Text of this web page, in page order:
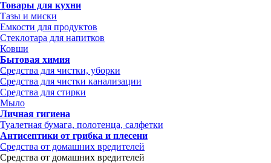
Товары для кухни
Тазы и миски
Емкости для продуктов
Стеклотара для напитков
Ковши
Бытовая химия
Средства для чистки, уборки
Средства для чистки канализации
Средства для стирки
Мыло
Личная гигиена
Туалетная бумага, полотенца, салфетки
Антисептики от грибка и плесени
Средства от домашних вредителей
Средства от домашних вредителей